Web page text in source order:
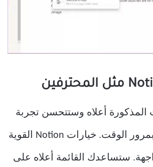
المذكورة أعلاه وستتحسن تجربة
Notion تدريجيًا بمرور الوقت. خيارات Notion القوية
ستساعدك القائمة أعلاه على